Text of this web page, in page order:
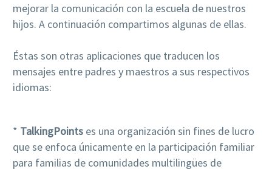
mejorar la comunicación con la escuela de nuestros
hijos. A continuación compartimos algunas de ellas.
Éstas son otras aplicaciones que traducen los
mensajes entre padres y maestros a sus respectivos
idiomas:
* TalkingPoints es una organización sin fines de lucro
que se enfoca únicamente en la participación familiar
para familias de comunidades multilingües de